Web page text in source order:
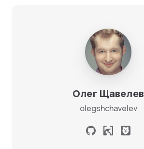
Олег Щавелев
olegshchavelev